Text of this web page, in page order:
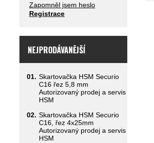
Zapomněl jsem heslo
Registrace
NEJPRODÁVANĚJŠÍ
01. Skartovačka HSM Securio
C16 řez 5,8 mm
Autorizovaný prodej a servis
HSM
02. Skartovačka HSM Securio
C16, řez 4x25mm
Autorizovaný prodej a servis
HSM